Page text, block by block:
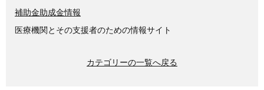
補助金助成金情報
医療機関とその支援者のための情報サイト
カテゴリーの一覧へ戻る